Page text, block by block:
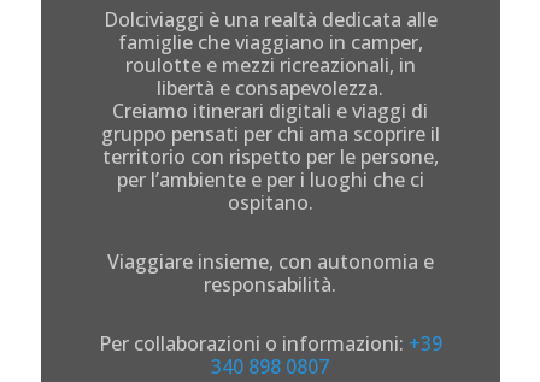
Dolciviaggi è una realtà dedicata alle
famiglie che viaggiano in camper,
roulotte e mezzi ricreazionali, in
libertà e consapevolezza.
Creiamo itinerari digitali e viaggi di
gruppo pensati per chi ama scoprire il
territorio con rispetto per le persone,
per l’ambiente e per i luoghi che ci
ospitano.
Viaggiare insieme, con autonomia e
responsabilità.
Per collaborazioni o informazioni: +39
340 898 0807